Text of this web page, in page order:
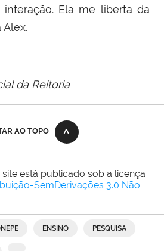
Ela me liberta da
Alex.
da Reitoria
AO TOPO
está publicado sob a licença
SemDerivações 3.0 Não
ENSINO PESQUISA